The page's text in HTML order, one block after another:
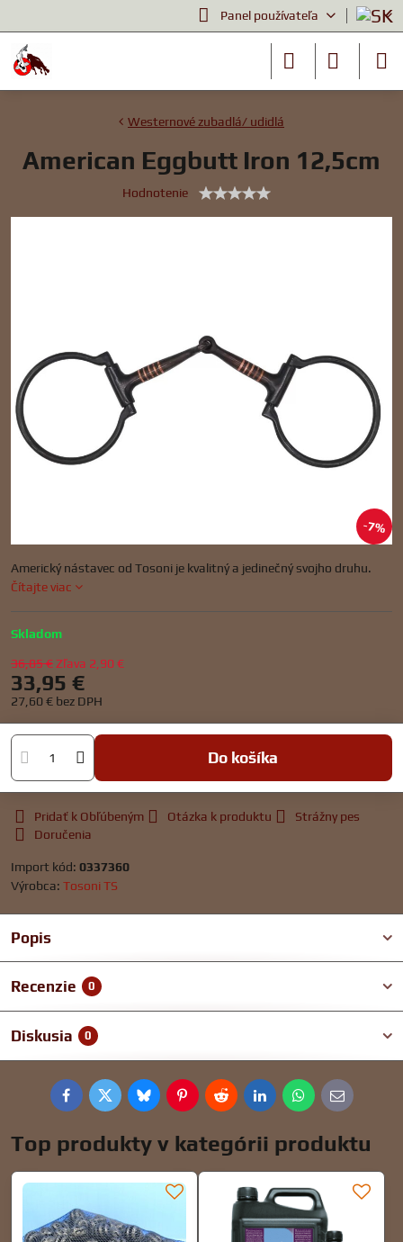
Panel používateľa
7%
Westernové zubadlá/ udidlá
American Eggbutt Iron 12,5cm
Hodnotenie
Americký nástavec od Tosoni je kvalitný a jedinečný svojho druhu.
Čítajte viac
Skladom
36,85 €Zľava 2,90 €
33,95 €
27,60 € bez DPH
Do košíka
Pridať k Obľúbeným Otázka k produktu
Strážny pes
Doručenia
Import kód: 0337360
Výrobca: Tosoni TS
Popis
Recenzie 0
Diskusia 0
FacebookTwitterBlueskyPinterestRedditLinkedInWhatsApp
E-
mail
Top produkty v kategórii produktu